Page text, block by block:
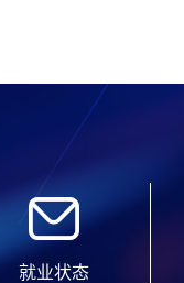
就业状态